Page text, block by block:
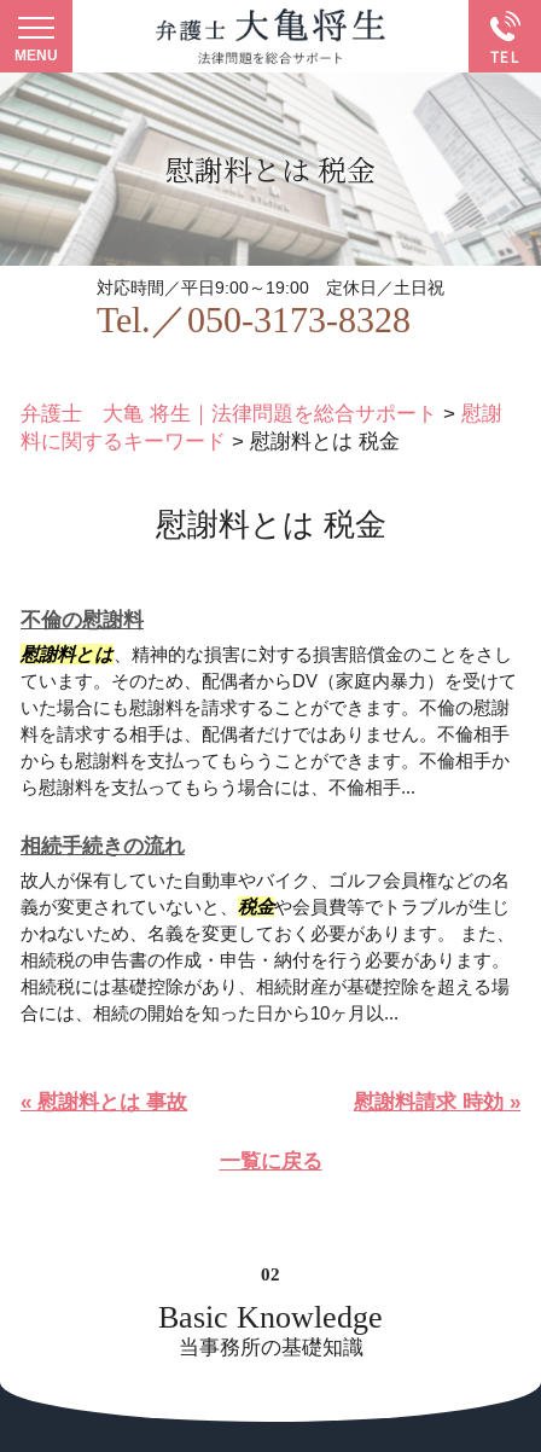
慰謝料とは 税金
対応時間／平日9:00～19:00 定休日／土日祝
Tel.／050-3173-8328
弁護士 大亀 将生｜法律問題を総合サポート > 慰謝
料に関するキーワード > 慰謝料とは 税金
慰謝料とは 税金
不倫の慰謝料
慰謝料とは、精神的な損害に対する損害賠償金のことをさし
ています。そのため、配偶者からDV（家庭内暴力）を受けて
いた場合にも慰謝料を請求することができます。不倫の慰謝
料を請求する相手は、配偶者だけではありません。不倫相手
からも慰謝料を支払ってもらうことができます。不倫相手か
ら慰謝料を支払ってもらう場合には、不倫相手...
相続手続きの流れ
故人が保有していた自動車やバイク、ゴルフ会員権などの名
義が変更されていないと、 税金や会員費等でトラブルが生じ
かねないため、名義を変更しておく必要があります。 また、
相続税の申告書の作成・申告・納付を行う必要があります。
相続税には基礎控除があり、相続財産が基礎控除を超える場
合には、相続の開始を知った日から10ヶ月以...
« 慰謝料とは 事故 慰謝料請求 時効 »
一覧に戻る
Basic Knowledge
当事務所の基礎知識